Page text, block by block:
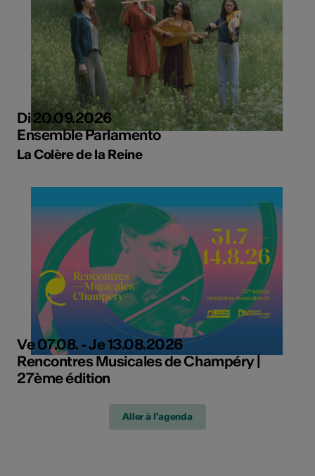
Di 20.09.2026
Ensemble Parlamento
La Colère de la Reine
Ve 07.08. - Je 13.08.2026
Rencontres Musicales de Champéry |
27ème édition
Aller à l'agenda